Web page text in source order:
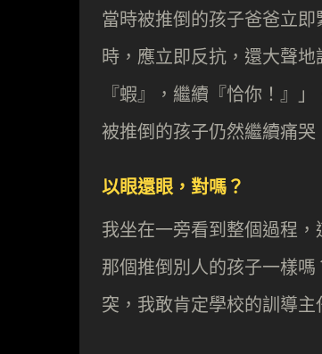
當時被推倒的孩子爸爸立
時，應立即反抗，還大聲
『蝦』，繼續『恰你！』
被推倒的孩子仍然繼續痛哭
以眼還眼，對嗎？
我坐在一旁看到整個過程
那個推倒別人的孩子一樣
突，我敢肯定學校的訓導